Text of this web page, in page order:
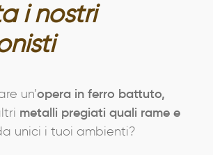
i nostri
un’opera in ferro battuto,
metalli pregiati quali rame e
unici i tuoi ambienti?